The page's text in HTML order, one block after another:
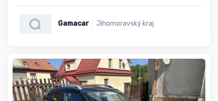
Gamacar Jihomoravský kraj